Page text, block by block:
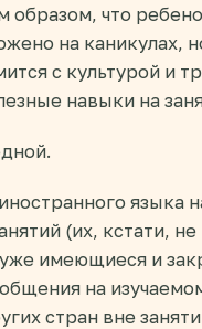
образом, что
на каникулах,
с культурой и
навыки на
языка
(их, кстати,
имеющиеся и
на
стран вне